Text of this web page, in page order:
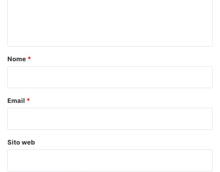
o
Nome *
Email *
Sito web